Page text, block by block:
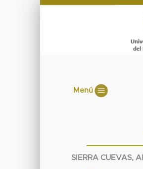
Menú
SIERRA CUEVAS,